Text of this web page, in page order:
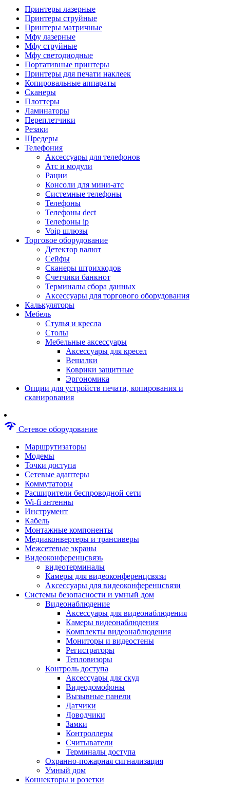
Камеры для видеоконференцсвязи
Аксессуары для видеоконференцсвязи
Системы безопасности и умный дом
Комплекты видеонаблюдения
Мониторы и видеостены
Регистраторы
Замки
Терминалы доступа
Охранно-пожарная сигнализация
Коннекторы и розетки
Инструмент и садовая техника
Электро и пневмоинструмент
Аксессуары для пневмоинструментов
Гайковерты пневматические
Инструмент измерительный
Краскораспылители пневматические
Наборы пневматические
Пистолеты пневматические
Шуруповерты
Дрели
Лобзики
Перфораторы
Шлифмашины
Наборы инструментов
Пилы
Пылесосы строительные
Степлеры строительные
Пистолеты клеевые
Наборы бит и сверел
Инструмент многофункциональный
Круги, диски, фрезы
Аксессуары для электро и
пневмоинструмента
Аккумуляторы для инструмента
Зарядные устройства для аккумуляторов
Миксеры строительные
Молотки отбойные
Паяльное оборудование
Садовая техника
Минимойки
Аксессуары для минимоек
Газонокосилки и триммеры
Газонокосилки
Культиваторы и мотоблоки
Аэраторы и скарификаторы
Мотоблоки
Генераторы
Снегоуборщики
Воздуходувки
Цепные и бензопилы
Оснастка к садовой технике
Садовые насосы
Поливочное оборудование
Садовые измельчители
Гидроаккумуляторы
Принтеры лазерные
Принтеры струйные
Принтеры матричные
Мфу лазерные
Мфу струйные
Мфу светодиодные
Портативные принтеры
Принтеры для печати наклеек
Копировальные аппараты
Сканеры
Плоттеры
Ламинаторы
Переплетчики
Резаки
Шредеры
Телефония
Аксессуары для телефонов
Атс и модули
Рации
Консоли для мини-атс
Системные телефоны
Телефоны
Телефоны dect
Телефоны ip
Voip шлюзы
Торговое оборудование
Детектор валют
Сейфы
Сканеры штрихкодов
Счетчики банкнот
Терминалы сбора данных
Аксессуары для торгового оборудования
Калькуляторы
Мебель
Стулья и кресла
Столы
Мебельные аксессуары
Аксессуары для кресел
Вешалки
Коврики защитные
Эргономика
Опции для устройств печати, копирования и
сканирования
network_check Сетевое оборудование
Маршрутизаторы
Модемы
Точки доступа
Сетевые адаптеры
Коммутаторы
Расширители беспроводной сети
Wi-fi антенны
Инструмент
Кабель
Монтажные компоненты
Медиаконвертеры и трансиверы
Межсетевые экраны
Видеоконференцсвязь
видеотерминалы
Камеры для видеоконференцсвязи
Аксессуары для видеоконференцсвязи
Системы безопасности и умный дом
Видеонаблюдение
Аксессуары для видеонаблюдения
Камеры видеонаблюдения
Комплекты видеонаблюдения
Мониторы и видеостены
Регистраторы
Тепловизоры
Контроль доступа
Аксессуары для скуд
Видеодомофоны
Вызывные панели
Датчики
Доводчики
Замки
Контроллеры
Считыватели
Терминалы доступа
Охранно-пожарная сигнализация
Умный дом
Коннекторы и розетки